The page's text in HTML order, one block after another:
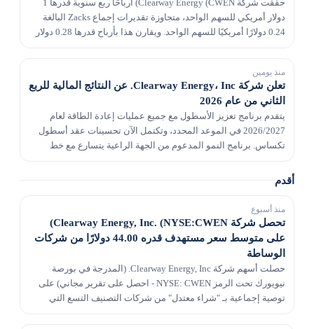
دولار أمريكي للسهم الواحد، متجاوزة تقديرات إجماع Zacks البالغة
0.24 دولارًا أمريكيًا للسهم الواحد. ويقارن هذا بأرباح قدرها 0.28 دولار
منذ يومين
تعلن شركة Clearway Energy، Inc. عن النتائج المالية للربع
الثاني من عام 2026
يتقدم برنامج تعزيز الأسطول مع جميع عمليات إعادة الطاقة لعام
2026/2027 في الموعد المحدد، وتكتمل الآن تحسينات عقد أسطول
تكساس. برنامج النمو المدعوم من الجهة الراعية يتسارع مع خط
أقدم
منذ أسبوع
تحصل شركة Clearway Energy, Inc. (NYSE:CWEN)
على متوسط ​​سعر مستهدف قدره 44.00 دولارًا من شركات
الوساطة
حصلت أسهم شركة Clearway Energy, Inc. (المدرجة في بورصة
نيويورك تحت الرمز NYSE: CWEN - احصل على تقرير مجاني) على
توصية إجماعية بـ "شراء معتدل" من شركات التصنيف التسع التي